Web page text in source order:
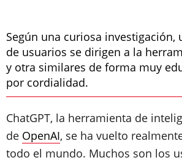
Según una curiosa investigación,
de usuarios se dirigen a la
y otra similares de forma muy
por cordialidad.
ChatGPT, la herramienta de
de OpenAI, se ha vuelto
todo el mundo. Muchos son los